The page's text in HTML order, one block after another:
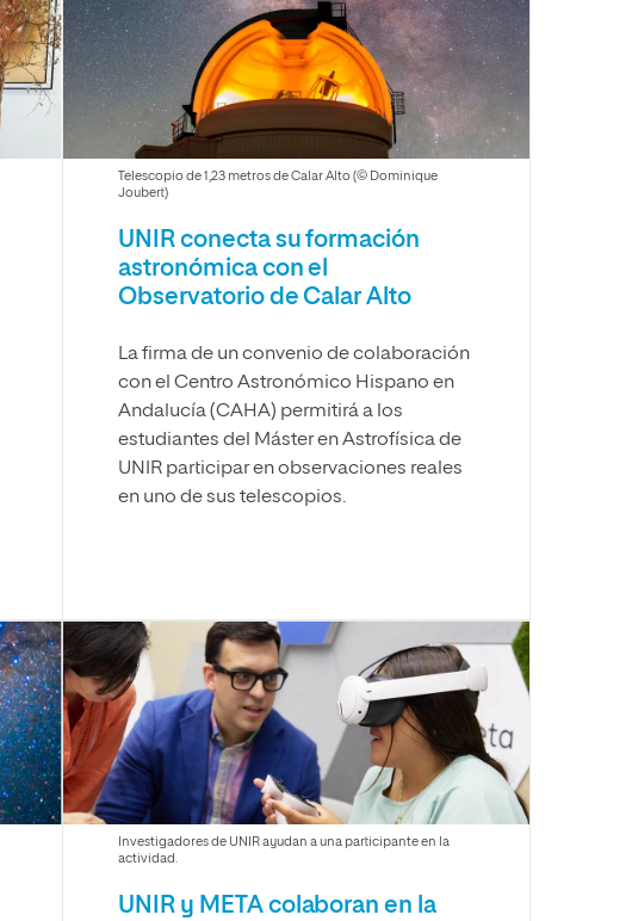
Facultad de Artes y Ciencias
Sociales
Escuela de Doctorado
Telescopio de 1,23 metros de Calar Alto (© Dominique
Joubert)
UNIR conecta su formación
astronómica con el
Observatorio de Calar Alto
La firma de un convenio de colaboración
con el Centro Astronómico Hispano en
Andalucía (CAHA) permitirá a los
estudiantes del Máster en Astrofísica de
UNIR participar en observaciones reales
en uno de sus telescopios.
Investigadores de UNIR ayudan a una participante en la
actividad.
UNIR y META colaboran en la